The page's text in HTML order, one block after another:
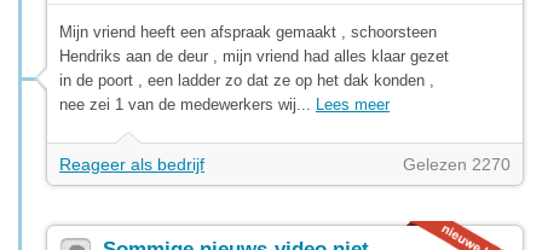
Mijn vriend heeft een afspraak gemaakt , schoorsteen
Hendriks aan de deur , mijn vriend had alles klaar gezet
in de poort , een ladder zo dat ze op het dak konden ,
nee zei 1 van de medewerkers wij... Lees meer
Reageer als bedrijf Gelezen 2270